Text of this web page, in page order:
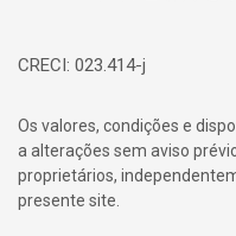
CRECI: 023.414-j
Os valores, condições e
a alterações sem aviso
proprietários,
presente site.